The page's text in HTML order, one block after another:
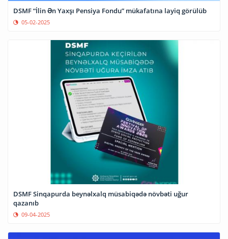
DSMF “İlin Ən Yaxşı Pensiya Fondu” mükafatına layiq görülüb
05-02-2025
DSMF Sinqapurda beynəlxalq müsabiqədə növbəti uğur
qazanıb
09-04-2025